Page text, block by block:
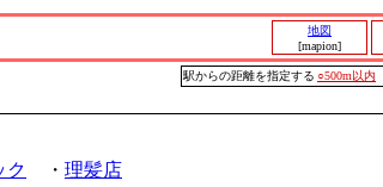
地図
[mapion]
駅からの距離を指定する ○500m以内
ク ・ 理髪店